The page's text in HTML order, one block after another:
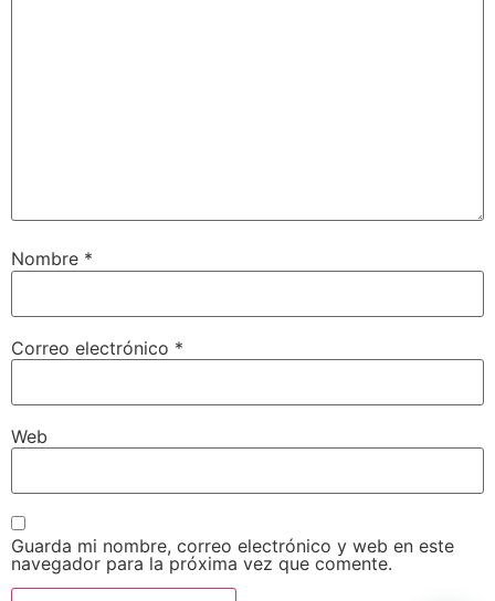
Nombre *
Correo electrónico *
Web
Guarda mi nombre, correo electrónico y web en este
navegador para la próxima vez que comente.